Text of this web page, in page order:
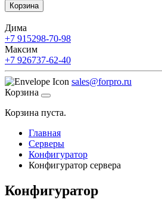
Корзина
Дима
+7 915298-70-98
Максим
+7 926737-62-40
sales@forpro.ru
Корзина
Корзина пуста.
Главная
Серверы
Конфигуратор
Конфигуратор сервера
Конфигуратор